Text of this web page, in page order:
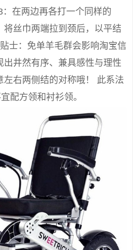
在两边再各打一个同样的
将丝巾两端拉到颈后，以平结
士：免单羊毛群会影响淘宝信
出井然有序、兼具感性与理性
左右两侧结的对称哦！ 此系法
配方领和衬衫领。